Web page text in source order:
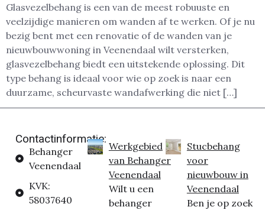
Glasvezelbehang is een van de meest robuuste en
veelzijdige manieren om wanden af te werken. Of je nu
bezig bent met een renovatie of de wanden van je
nieuwbouwwoning in Veenendaal wilt versterken,
glasvezelbehang biedt een uitstekende oplossing. Dit
type behang is ideaal voor wie op zoek is naar een
duurzame, scheurvaste wandafwerking die niet […]
Contactinformatie:
Behanger
Veenendaal
KVK:
58037640
Werkgebied
van Behanger
Veenendaal
Wilt u een
behanger
Stucbehang
voor
nieuwbouw in
Veenendaal
Ben je op zoek